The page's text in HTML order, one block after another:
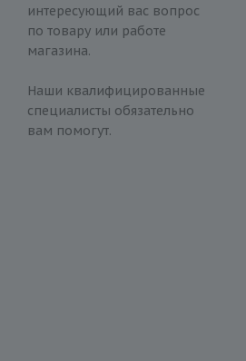
интересующий вас вопрос
по товару или работе
магазина.
Наши квалифицированные
специалисты обязательно
вам помогут.